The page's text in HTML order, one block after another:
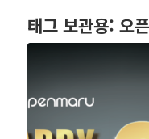
태그 보관용: 오